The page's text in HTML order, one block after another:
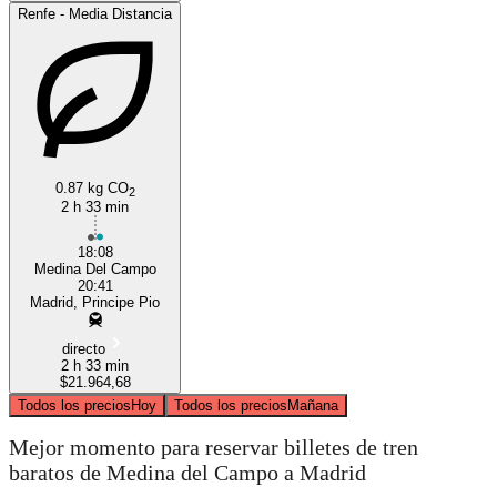
Renfe - Media Distancia
0.87 kg CO2
2 h 33 min
18:08
Medina Del Campo
20:41
Madrid, Principe Pio
directo
2 h 33 min
$21.964,68
Todos los preciosHoy Todos los preciosMañana
Mejor momento para reservar billetes de tren
baratos de Medina del Campo a Madrid